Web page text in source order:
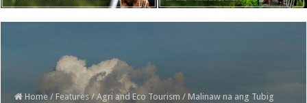
Home / Features / Agri and Eco Tourism / Malinaw na ang Tubig